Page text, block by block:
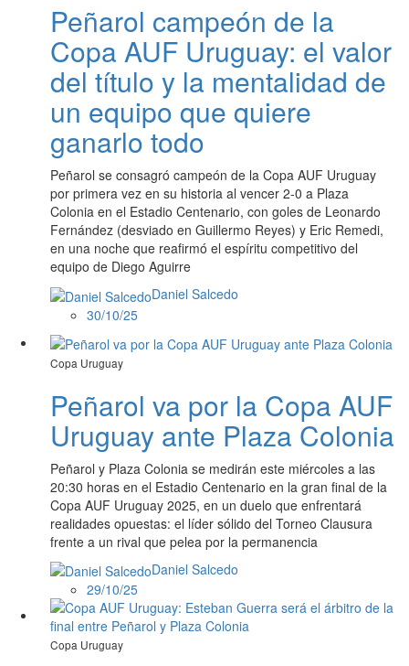
Peñarol campeón de la
Copa AUF Uruguay: el valor
del título y la mentalidad de
un equipo que quiere
ganarlo todo
Peñarol se consagró campeón de la Copa AUF Uruguay
por primera vez en su historia al vencer 2-0 a Plaza
Colonia en el Estadio Centenario, con goles de Leonardo
Fernández (desviado en Guillermo Reyes) y Eric Remedi,
en una noche que reafirmó el espíritu competitivo del
equipo de Diego Aguirre
Daniel Salcedo
30/10/25
Copa Uruguay
Peñarol va por la Copa AUF
Uruguay ante Plaza Colonia
Peñarol y Plaza Colonia se medirán este miércoles a las
20:30 horas en el Estadio Centenario en la gran final de la
Copa AUF Uruguay 2025, en un duelo que enfrentará
realidades opuestas: el líder sólido del Torneo Clausura
frente a un rival que pelea por la permanencia
Daniel Salcedo
29/10/25
Copa Uruguay